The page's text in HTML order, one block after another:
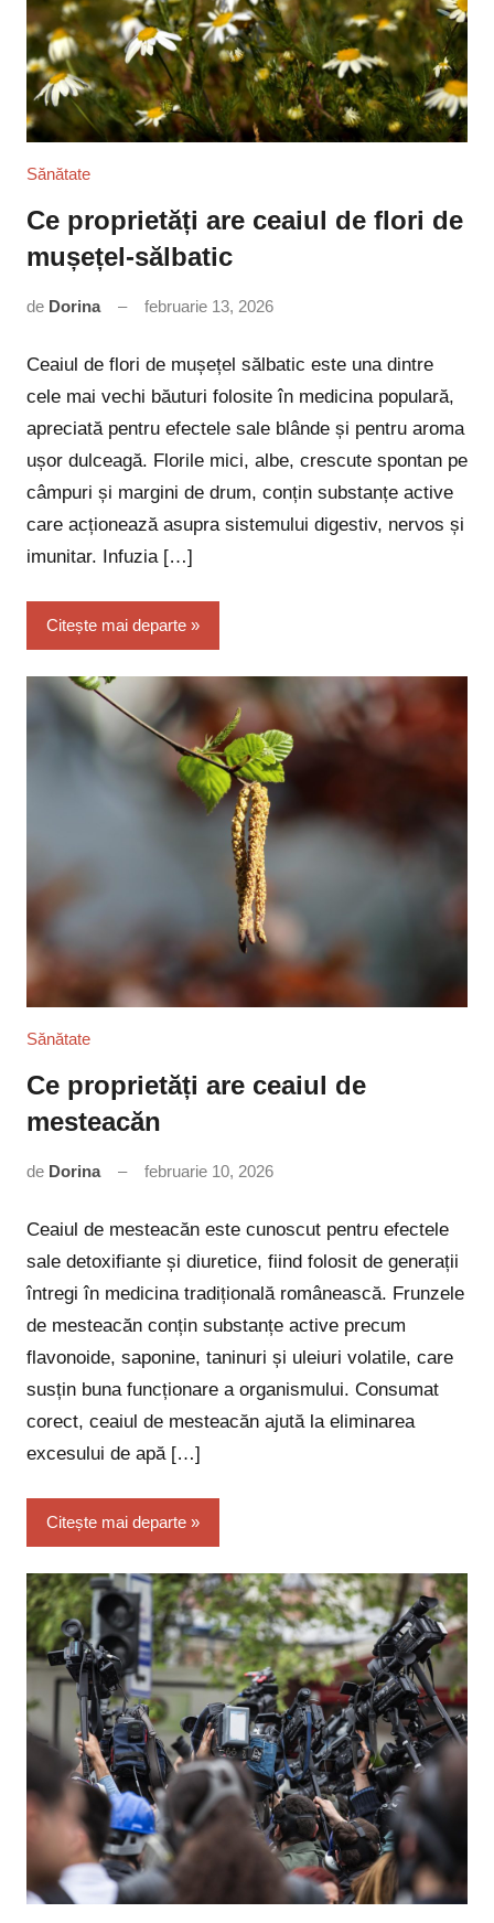
Sănătate
Ce proprietăți are ceaiul de flori de
mușețel-sălbatic
de Dorina februarie 13, 2026
Ceaiul de flori de mușețel sălbatic este una dintre
cele mai vechi băuturi folosite în medicina populară,
apreciată pentru efectele sale blânde și pentru aroma
ușor dulceagă. Florile mici, albe, crescute spontan pe
câmpuri și margini de drum, conțin substanțe active
care acționează asupra sistemului digestiv, nervos și
imunitar. Infuzia […]
Citește mai departe
Sănătate
Ce proprietăți are ceaiul de
mesteacăn
de Dorina februarie 10, 2026
Ceaiul de mesteacăn este cunoscut pentru efectele
sale detoxifiante și diuretice, fiind folosit de generații
întregi în medicina tradițională românească. Frunzele
de mesteacăn conțin substanțe active precum
flavonoide, saponine, taninuri și uleiuri volatile, care
susțin buna funcționare a organismului. Consumat
corect, ceaiul de mesteacăn ajută la eliminarea
excesului de apă […]
Citește mai departe